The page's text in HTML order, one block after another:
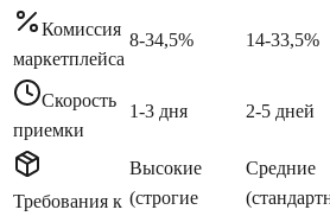
Комиссия
маркетплейса
8-34,5% 14-33,5%
Скорость
приемки
1-3 дня 2-5 дней
Требования к
Высокие
(строгие
Средние